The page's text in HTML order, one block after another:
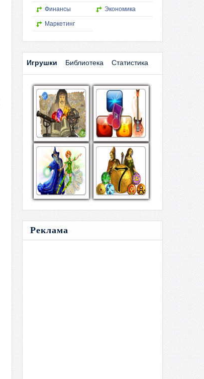
Финансы Экономика
Маркетинг
Игрушки Библиотека Статистика
Реклама